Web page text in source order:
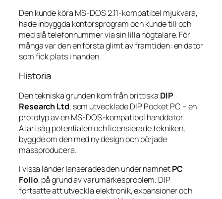
Den kunde köra MS-DOS 2.11-kompatibel mjukvara,
hade inbyggda kontorsprogram och kunde till och
med slå telefonnummer via sin lilla högtalare. För
många var den en första glimt av framtiden: en dator
som fick plats i handen.
Historia
Den tekniska grunden kom från brittiska DIP
Research Ltd, som utvecklade DIP Pocket PC – en
prototyp av en MS-DOS-kompatibel handdator.
Atari såg potentialen och licensierade tekniken,
byggde om den med ny design och började
massproducera.
I vissa länder lanserades den under namnetPC
Folio, på grund av varumärkesproblem. DIP
fortsatte att utveckla elektronik, expansioner och